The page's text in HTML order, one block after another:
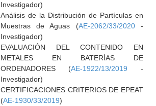
Investigador)
Análisis de la Distribución de Partículas en
Muestras de Aguas (AE-2062/33/2020-
Investigador)
EVALUACIÓN DEL CONTENIDO EN
METALES EN BATERÍAS DE
ORDENADORES (AE-1922/13/2019 -
Investigador)
CERTIFICACIONES CRITERIOS DE EPEAT
(AE-1930/33/2019)